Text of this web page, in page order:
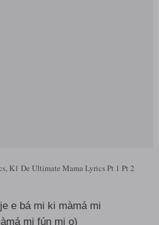
K1 De Ultimate Mama Lyrics Pt 1 Pt 2
e bá mi ki màmá mi
mi fún mi o)